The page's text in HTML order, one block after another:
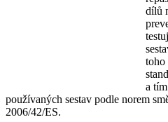
dílů
toho
a
používaných sestav podle norem
2006/42/ES.